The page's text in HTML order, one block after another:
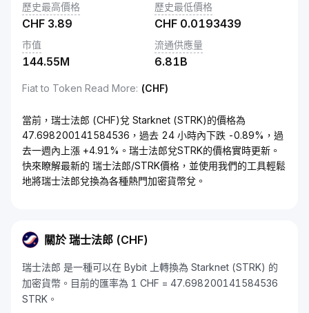
歷史最高價格
CHF 3.89
歷史最低價格
CHF 0.0193439
市值
144.55M
流通供應量
6.81B
Fiat to Token Read More: (CHF)
當前，瑞士法郎 (CHF)兌 Starknet (STRK)的價格為
47.698200141584536，過去 24 小時內下跌 -0.89%，過
去一週內上漲 +4.91%。瑞士法郎兌STRK的價格實時更新。
快來瞭解最新的 瑞士法郎/STRK價格，並使用我們的工具輕鬆
地將瑞士法郎兌換為各種熱門加密貨幣兌。
關於 瑞士法郎 (CHF)
瑞士法郎 是一種可以在 Bybit 上轉換為 Starknet (STRK) 的
加密貨幣。目前的匯率為 1 CHF = 47.698200141584536
STRK。